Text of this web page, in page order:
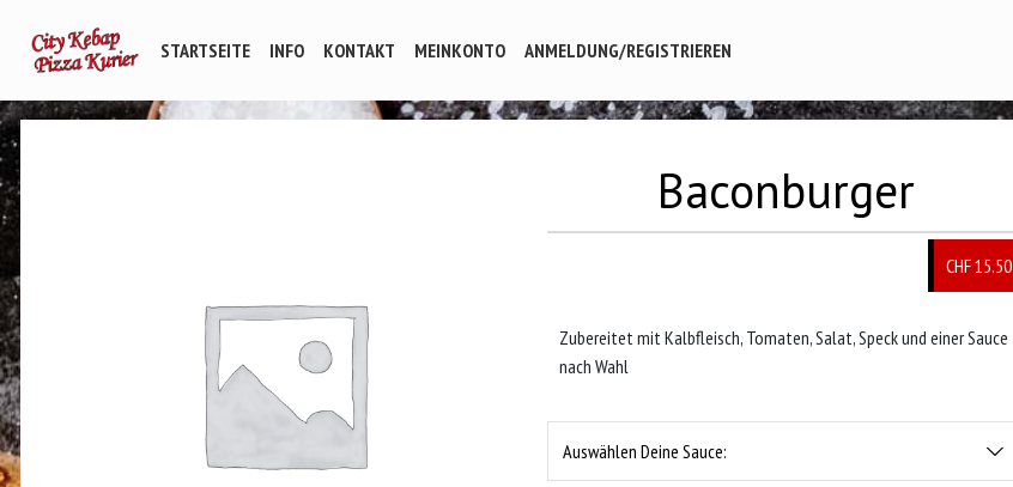
STARTSEITE INFO KONTAKT MEINKONTO ANMELDUNG/REGISTRIEREN
Baconburger
CHF 15.50
Zubereitet mit Kalbfleisch, Tomaten, Salat, Speck und einer Sauce
nach Wahl
Auswählen Deine Sauce: